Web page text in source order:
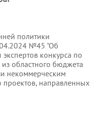
политики
№45 "Об
конкурса по
областного бюджета
некоммерческим
направленных